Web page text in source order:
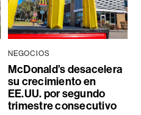
NEGOCIOS
McDonald’s desacelera
su crecimiento en
EE.UU. por segundo
trimestre consecutivo